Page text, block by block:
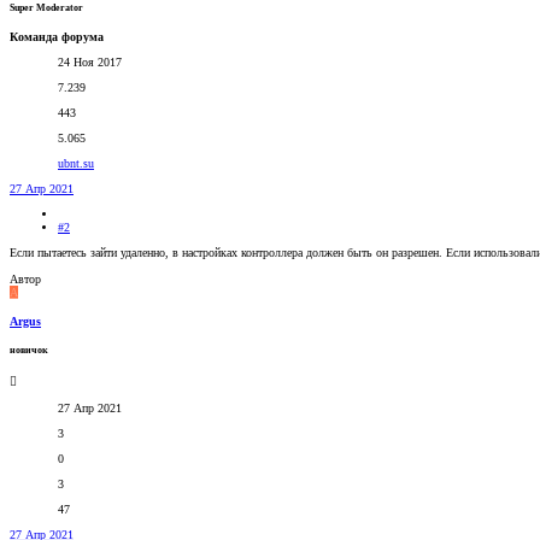
Super Moderator
Команда форума
24 Ноя 2017
7.239
443
5.065
ubnt.su
27 Апр 2021
#2
Если пытаетесь зайти удаленно, в настройках контроллера должен быть он разрешен. Если
Автор
A
Argus
новичок
27 Апр 2021
3
0
3
47
27 Апр 2021